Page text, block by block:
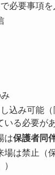
必要事項を
込み可能
る必要が
は保護者同
場は禁止（